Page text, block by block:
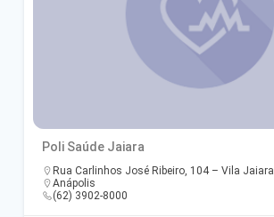
Poli Saúde Jaiara
Rua Carlinhos José Ribeiro, 104 – Vila Jaiara
Anápolis
(62) 3902-8000